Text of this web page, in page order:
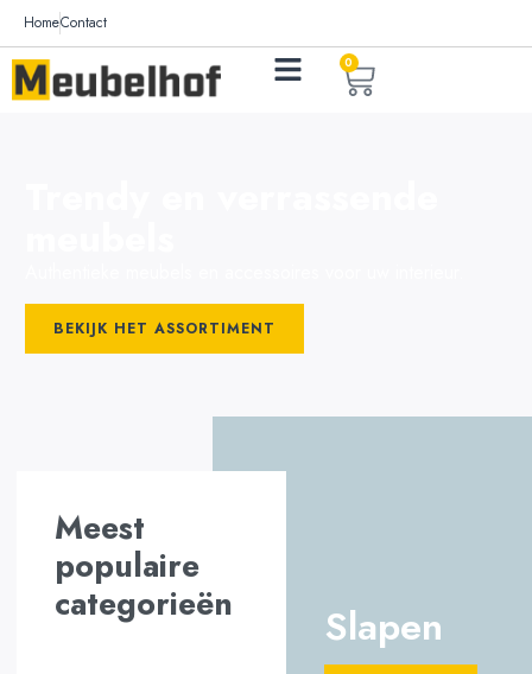
HomeContact
0
BEKIJK HET ASSORTIMENT
Meest
populaire
categorieën
Slapen